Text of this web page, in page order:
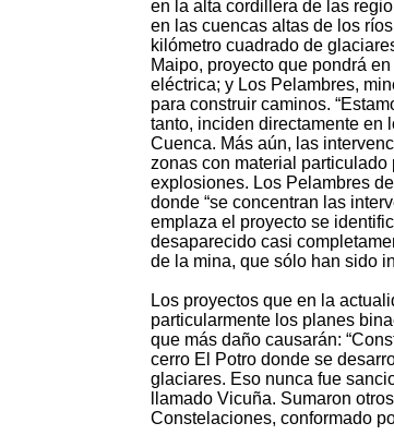
en la alta cordillera de las
en las cuencas altas de los
kilómetro cuadrado de
Maipo, proyecto que pondrá
eléctrica; y Los Pelambres,
para construir caminos.
tanto, inciden directamente en
Cuenca. Más aún, las
zonas con material
explosiones. Los Pelambres
donde “se concentran las
emplaza el proyecto se
desaparecido casi
de la mina, que sólo han sido
Los proyectos que en la
particularmente los planes
que más daño causarán:
cerro El Potro donde se
glaciares. Eso nunca fue
llamado Vicuña. Sumaron
Constelaciones, conformado